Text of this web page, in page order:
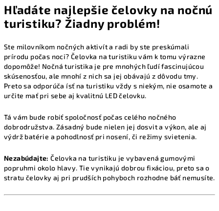
Hľadáte najlepšie čelovky na nočnú
turistiku? Žiadny problém!
Ste milovníkom nočných aktivít a radi by ste preskúmali
prírodu počas noci? Čelovka na turistiku vám k tomu výrazne
dopomôže! Nočná turistika je pre mnohých ľudí fascinujúcou
skúsenosťou, ale mnohí z nich sa jej obávajú z dôvodu tmy.
Preto sa odporúča ísť na turistiku vždy s niekým, nie osamote a
určite mať pri sebe aj kvalitnú LED čelovku.
Tá vám bude robiť spoločnosť počas celého nočného
dobrodružstva. Zásadný bude nielen jej dosvit a výkon, ale aj
výdrž batérie a pohodlnosť pri nosení, či režimy svietenia.
Nezabúdajte: Čelovka na turistiku je vybavená gumovými
popruhmi okolo hlavy. Tie vynikajú dobrou fixáciou, preto sa o
stratu čelovky aj pri prudších pohyboch rozhodne báť nemusíte.